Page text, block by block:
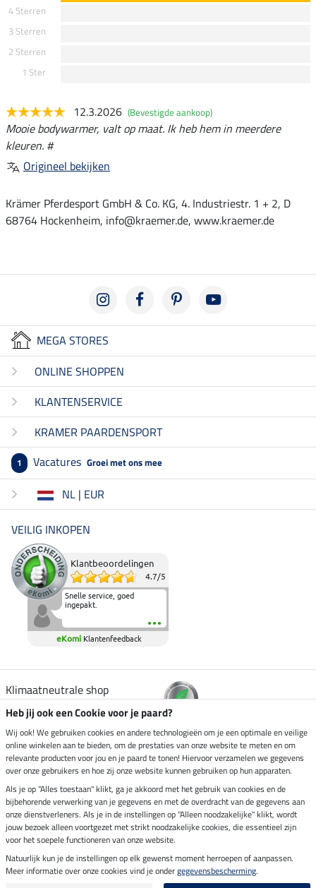
4 Sterren
3 Sterren
2 Sterren
1 Ster
12.3.2026 (Bevestigde aankoop)
Mooie bodywarmer, valt op maat. Ik heb hem in meerdere
kleuren. #
Origineel bekijken
Krämer Pferdesport GmbH & Co. KG, 4. Industriestr. 1 + 2, D
68764 Hockenheim, info@kraemer.de, www.kraemer.de
MEGA STORES
ONLINE SHOPPEN
KLANTENSERVICE
KRAMER PAARDENSPORT
1 Vacatures Groei met ons mee
NL | EUR
VEILIG INKOPEN
Klantbeoordelingen
4.7/5
Snelle service, goed
ingepakt.
eKomi Klantenfeedback
Klimaatneutrale shop
Verzending per
Veilig betalen met
Impressum
Laatste update op 08.08.2026 om 14:33 uur
Heb jij ook een Cookie voor je paard?
Wij ook! We gebruiken cookies en andere technologieën om je een optimale en veilige
online winkelen aan te bieden, om de prestaties van onze website te meten en om
relevante producten voor jou en je paard te tonen! Hiervoor verzamelen we gegevens
over onze gebruikers en hoe zij onze website kunnen gebruiken op hun apparaten.
Als je op "Alles toestaan" klikt, ga je akkoord met het gebruik van cookies en de
bijbehorende verwerking van je gegevens en met de overdracht van de gegevens aan
onze dienstverleners. Als je in de instellingen op "Alleen noodzakelijke" klikt, wordt
jouw bezoek alleen voortgezet met strikt noodzakelijke cookies, die essentieel zijn
voor het soepele functioneren van onze website.
Natuurlijk kun je de instellingen op elk gewenst moment herroepen of aanpassen.
Meer informatie over onze cookies vind je ondergegevensbescherming.